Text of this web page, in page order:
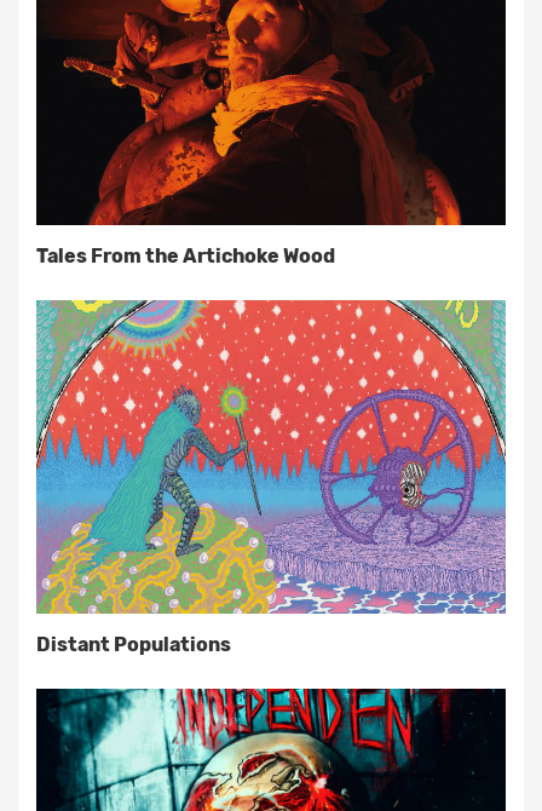
Tales From the Artichoke Wood
Distant Populations